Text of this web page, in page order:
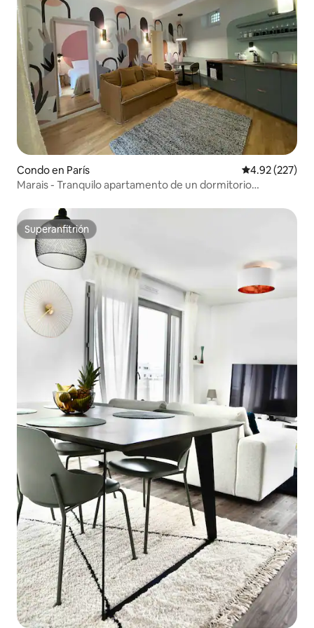
Condo en París Calificación
4.92 (227)
Marais - Tranquilo apartamento de un dormitorio
Superanfitrión
Superanfitrión